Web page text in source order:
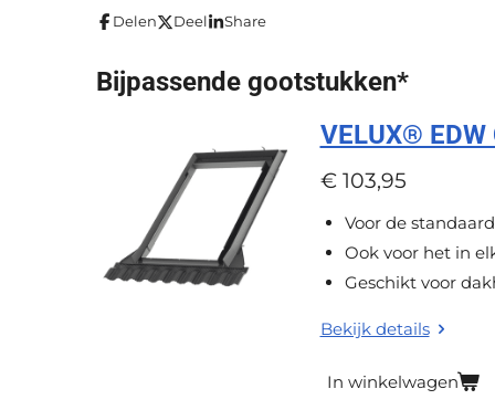
g
e
r
e
r
r
e
r
r
n
e
r
r
e
n
e
r
r
e
n
Delen Deel Share
Bijpassende gootstukken*
VELUX®
€ 103,95
Voor de
Ook voor het in
Geschikt voor
Bekijk details
In winkelwagen